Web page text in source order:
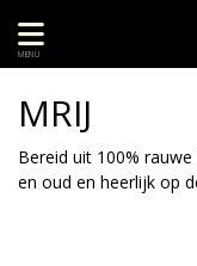
MENU
MRIJ
Bereid uit 100%
en oud en heerlijk op